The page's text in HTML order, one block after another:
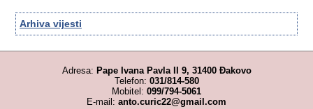
Arhiva vijesti
Adresa: Pape Ivana Pavla II 9, 31400 Đakovo
Telefon: 031/814-580
Mobitel: 099/794-5061
E-mail: anto.curic22@gmail.com